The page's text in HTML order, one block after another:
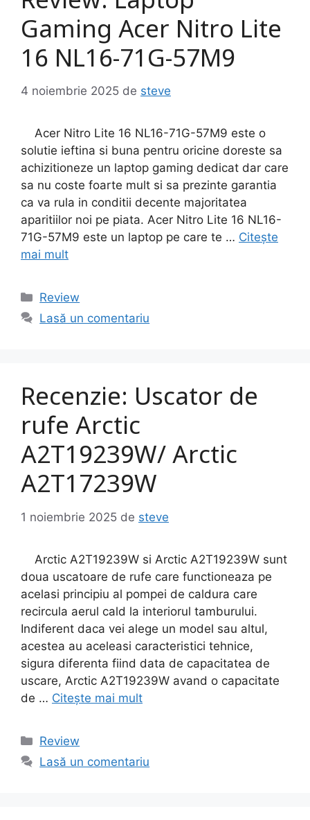
Gaming Acer Nitro Lite
16 NL16-71G-57M9
4 noiembrie 2025 de steve
Acer Nitro Lite 16 NL16-71G-57M9 este o
solutie ieftina si buna pentru oricine doreste sa
achizitioneze un laptop gaming dedicat dar care
sa nu coste foarte mult si sa prezinte garantia
ca va rula in conditii decente majoritatea
aparitiilor noi pe piata. Acer Nitro Lite 16 NL16-
71G-57M9 este un laptop pe care te … Citește
mai mult
Categorii
Review
Lasă un comentariu
Recenzie: Uscator de
rufe Arctic
A2T19239W/ Arctic
A2T17239W
1 noiembrie 2025 de steve
Arctic A2T19239W si Arctic A2T19239W sunt
doua uscatoare de rufe care functioneaza pe
acelasi principiu al pompei de caldura care
recircula aerul cald la interiorul tamburului.
Indiferent daca vei alege un model sau altul,
acestea au aceleasi caracteristici tehnice,
sigura diferenta fiind data de capacitatea de
uscare, Arctic A2T19239W avand o capacitate
de … Citește mai mult
Categorii
Review
Lasă un comentariu